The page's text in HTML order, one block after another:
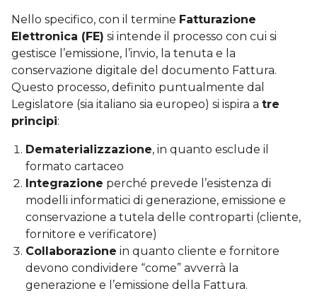
Nello specifico, con il termine Fatturazione
Elettronica (FE) si intende il processo con cui si
gestisce l’emissione, l’invio, la tenuta e la
conservazione digitale del documento Fattura.
Questo processo, definito puntualmente dal
Legislatore (sia italiano sia europeo) si ispira a tre
principi:
Dematerializzazione, in quanto esclude il
formato cartaceo
Integrazione perché prevede l’esistenza di
modelli informatici di generazione, emissione e
conservazione a tutela delle controparti (cliente,
fornitore e verificatore)
Collaborazione in quanto cliente e fornitore
devono condividere “come” avverrà la
generazione e l’emissione della Fattura.